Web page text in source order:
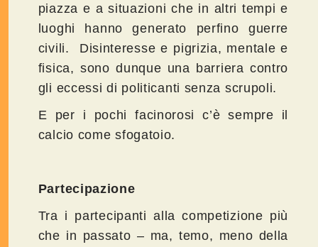
piazza e a situazioni che in altri tempi e
luoghi hanno generato perfino guerre
civili. Disinteresse e pigrizia, mentale e
fisica, sono dunque una barriera contro
gli eccessi di politicanti senza scrupoli.
E per i pochi facinorosi c’è sempre il
calcio come sfogatoio.
Partecipazione
Tra i partecipanti alla competizione più
che in passato – ma, temo, meno della